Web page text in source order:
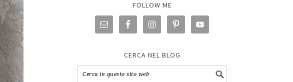
FOLLOW ME
CERCA NEL BLOG